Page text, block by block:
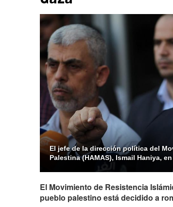
Instagram
El jefe de la dirección política del
Palestina (HAMAS), Ismail Haniya,
El Movimiento de Resistencia
pueblo palestino está decidido a